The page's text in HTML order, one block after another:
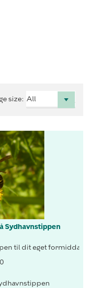
size:
Sydhavnstippen
til dit eget